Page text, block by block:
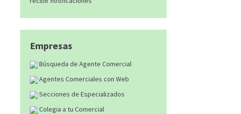
Empresas
Búsqueda de Agente Comercial
Agentes Comerciales con Web
Secciones de Especializados
Colegia a tu Comercial